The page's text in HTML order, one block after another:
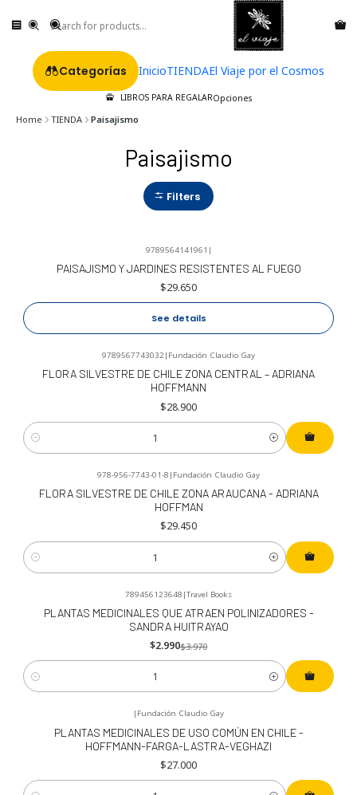
Categorías InicioTIENDAEl Viaje por el Cosmos
LIBROS PARA REGALAROpciones
Home TIENDA Paisajismo
Paisajismo
Filters
No disponible
9789564141961 |
PAISAJISMO Y JARDINES RESISTENTES AL FUEGO
$29.650
See details
9789567743032| Fundación Claudio Gay
FLORA SILVESTRE DE CHILE ZONA CENTRAL – ADRIANA
HOFFMANN
$28.900
Cantidad
978-956-7743-01-8 | Fundación Claudio Gay
FLORA SILVESTRE DE CHILE ZONA ARAUCANA - ADRIANA
HOFFMAN
$29.450
Cantidad
789456123648 |Travel Books
PLANTAS MEDICINALES QUE ATRAEN POLINIZADORES -
SANDRA HUITRAYAO
$2.990$3.970
Cantidad
| Fundación Claudio Gay
PLANTAS MEDICINALES DE USO COMÚN EN CHILE -
HOFFMANN-FARGA-LASTRA-VEGHAZI
$27.000